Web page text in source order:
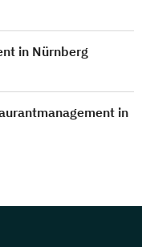
in Nürnberg
in